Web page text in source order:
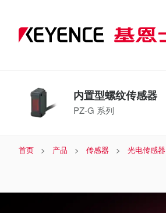
内置型螺纹传感器
PZ-G 系列
首页 产品 传感器 光电传感器
内
置
型
螺
纹
传